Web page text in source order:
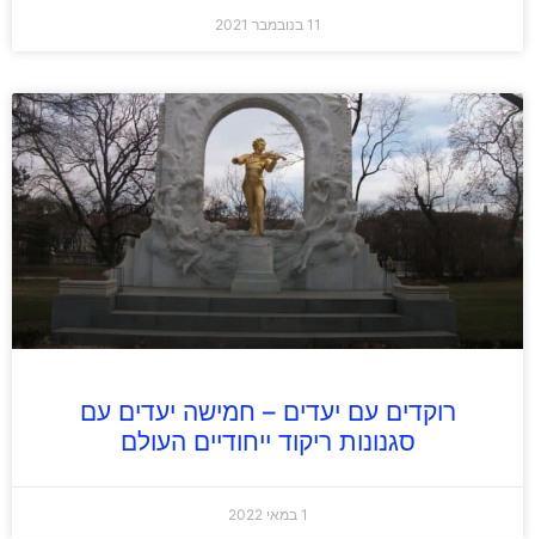
11 בנובמבר 2021
רוקדים עם יעדים – חמישה יעדים עם
סגנונות ריקוד ייחודיים העולם
1 במאי 2022